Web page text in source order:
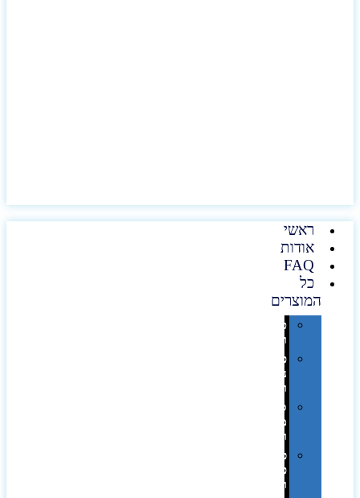
ראשי
אודות
FAQ
כל
המוצרים
טכנולוגיה
וגאדג'טים
פנאי,
נופש
ונסיעות
סביבת
משרד
ופרימיום
כלים,
פנסים
ורכב